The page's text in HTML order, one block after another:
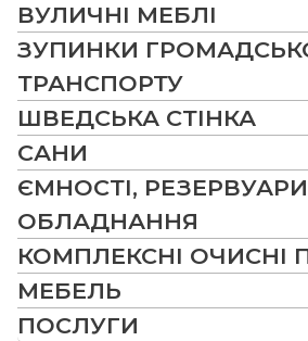
ВУЛИЧНІ МЕБЛІ
ЗУПИНКИ
ТРАНСПОРТУ
ШВЕДСЬКА СТІНКА
САНИ
ЄМНОСТІ,
ОБЛАДНАННЯ
КОМПЛЕКСНІ ОЧИСНІ
МЕБЕЛЬ
ПОСЛУГИ